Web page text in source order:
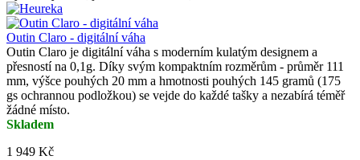
Outin Claro - digitální váha
Outin Claro je digitální váha s moderním kulatým designem a
přesností na 0,1g. Díky svým kompaktním rozměrům - průměr 111
mm, výšce pouhých 20 mm a hmotnosti pouhých 145 gramů (175
gs ochrannou podložkou) se vejde do každé tašky a nezabírá téměř
žádné místo.
Skladem
1 949 Kč